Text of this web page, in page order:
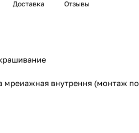
Доставка Отзывы
внутрення (монтаж по